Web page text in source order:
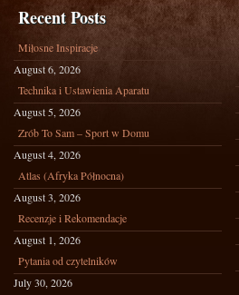
Recent Posts
Miłosne Inspiracje
August 6, 2026
Technika i Ustawienia Aparatu
August 5, 2026
Zrób To Sam – Sport w Domu
August 4, 2026
Atlas (Afryka Północna)
August 3, 2026
Recenzje i Rekomendacje
August 1, 2026
Pytania od czytelników
July 30, 2026